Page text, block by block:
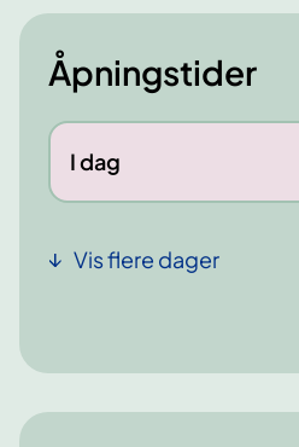
Åpningstider
I dag
Vis flere dager